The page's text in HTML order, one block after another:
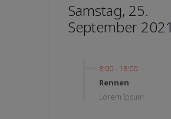
Samstag, 25.
September 2021
8:00 - 18:00
Rennen
Lorem Ipsum